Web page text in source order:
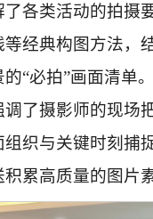
各类活动的拍摄
经典构图方法，
“必拍”画面清单
了摄影师的现场
织与关键时刻捕
累高质量的图片素